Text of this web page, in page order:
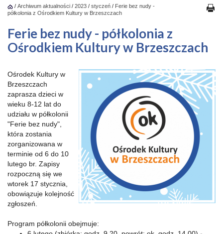
/ Archiwum aktualności / 2023 / styczeń / Ferie bez nudy -
półkolonia z Ośrodkiem Kultury w Brzeszczach
Ferie bez nudy - półkolonia z
Ośrodkiem Kultury w Brzeszczach
Ośrodek Kultury w
Brzeszczach
zaprasza dzieci w
wieku 8-12 lat do
udziału w półkolonii
"Ferie bez nudy",
która zostania
zorganizowana w
terminie od 6 do 10
lutego br. Zapisy
rozpoczną się we
wtorek 17 stycznia,
obowiązuje kolejność
zgłoszeń.
Program półkolonii obejmuje: